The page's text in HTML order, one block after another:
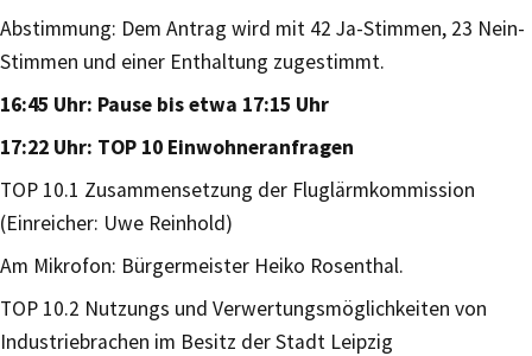
Abstimmung: Dem Antrag wird mit 42 Ja-Stimmen, 23 Nein-
Stimmen und einer Enthaltung zugestimmt.
16:45 Uhr: Pause bis etwa 17:15 Uhr
17:22 Uhr: TOP 10 Einwohneranfragen
TOP 10.1 Zusammensetzung der Fluglärmkommission
(Einreicher: Uwe Reinhold)
Am Mikrofon: Bürgermeister Heiko Rosenthal.
TOP 10.2 Nutzungs und Verwertungsmöglichkeiten von
Industriebrachen im Besitz der Stadt Leipzig